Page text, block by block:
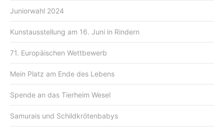
Juniorwahl 2024
Kunstausstellung am 16. Juni in Rindern
71. Europäischen Wettbewerb
Mein Platz am Ende des Lebens
Spende an das Tierheim Wesel
Samurais und Schildkrötenbabys